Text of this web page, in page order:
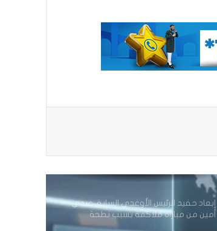
غينيا تطالب فرنسا بإعادة مصحف ساموري
توري
سواحل موريتاني
إبعاد حفيد الرئيس الأوغدي السابق عيدي
أمين من مباراة ملاكمة بسبب نطحة